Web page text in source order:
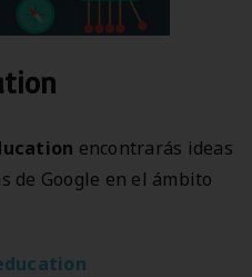
encontrarás ideas
de Google en el ámbito